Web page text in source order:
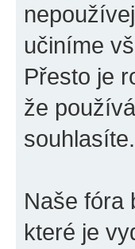
učiníme
Přesto je
že
souhlasíte.
Naše fóra
které je